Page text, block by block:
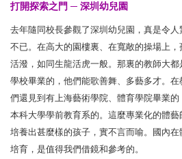
打開探索之門 ─ 深圳幼兒園
去年隨同校長參觀了深圳幼兒園，真是令人
不已。在高大的園樓裏、在寬敞的操場上，
活潑，如同生龍活虎一般。那裏的教師大都
學校畢業的，他們能歌善舞、多藝多才。在
們還見到有上海藝術學院、體育學院畢業的
本科大學學前教育系的。這麼專業化的體藝
培養出甚麼樣的孩子，實不言而喻。國內在
培育，是值得我們借鏡和參考的。